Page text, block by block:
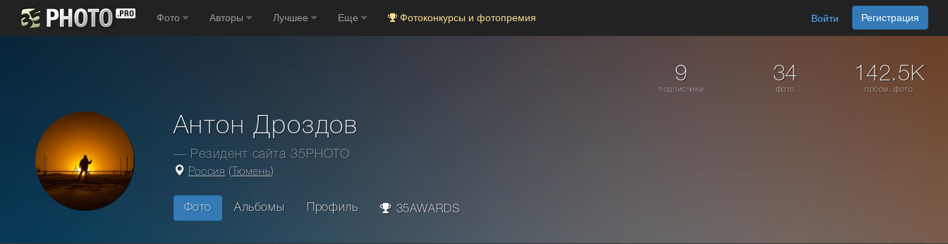
Фото Авторы Лучшее Еще Фотоконкурсы и фотопремия Войти Регистрация
9
подписчики
34
фото
142.5K
просм. фото
Антон Дроздов
— Резидент сайта 35PHOTO
Россия ( Тюмень)
Фото Альбомы Профиль 35AWARDS